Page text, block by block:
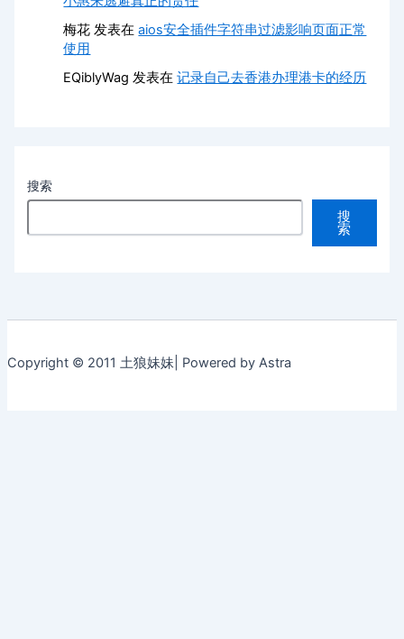
梅花 发表在aios安全插件字符串过滤影响页面正常
使用
EQiblyWag 发表在记录自己去香港办理港卡的经历
搜索
搜
索
Copyright © 2011 土狼妹妹| Powered by Astra